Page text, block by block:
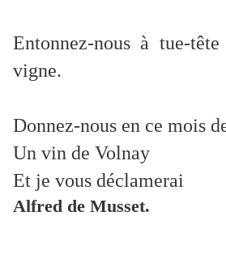
Entonnez-nous à tue-
vigne.
Donnez-nous en ce mois
Un vin de Volnay
Et je vous déclamerai
Alfred de Musset.